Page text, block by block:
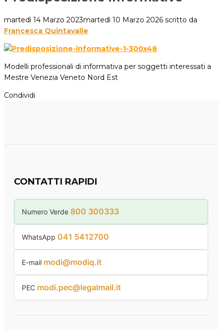
martedì 14 Marzo 2023martedì 10 Marzo 2026 scritto da
Francesca Quintavalle
Modelli professionali di informativa per soggetti interessati a
Mestre Venezia Veneto Nord Est
Condividi
CONTATTI RAPIDI
Numero Verde 800 300333
WhatsApp 041 5412700
E-mail modi@modiq.it
PEC modi.pec@legalmail.it